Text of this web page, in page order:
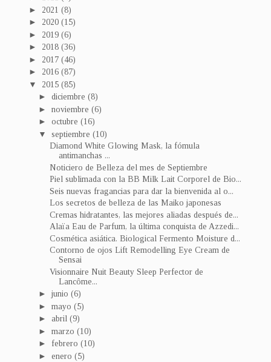
► 2021 (8)
► 2020 (15)
► 2019 (6)
► 2018 (36)
► 2017 (46)
► 2016 (87)
▼ 2015 (85)
►diciembre(8)
►noviembre(6)
►octubre(16)
▼septiembre(10)
Diamond White Glowing Mask, la fómula
antimanchas ...
Noticiero de Belleza del mes de Septiembre
Piel sublimada con la BB Milk Lait Corporel de Bio...
Seis nuevas fragancias para dar la bienvenida al o...
Los secretos de belleza de las Maiko japonesas
Cremas hidratantes, las mejores aliadas después de...
Alaïa Eau de Parfum, la última conquista de Azzedi...
Cosmética asiática. Biological Fermento Moisture d...
Contorno de ojos Lift Remodelling Eye Cream de
Sensai
Visionnaire Nuit Beauty Sleep Perfector de
Lancôme...
►junio(6)
►mayo(5)
►abril(9)
►marzo(10)
► febrero(10)
►enero(5)